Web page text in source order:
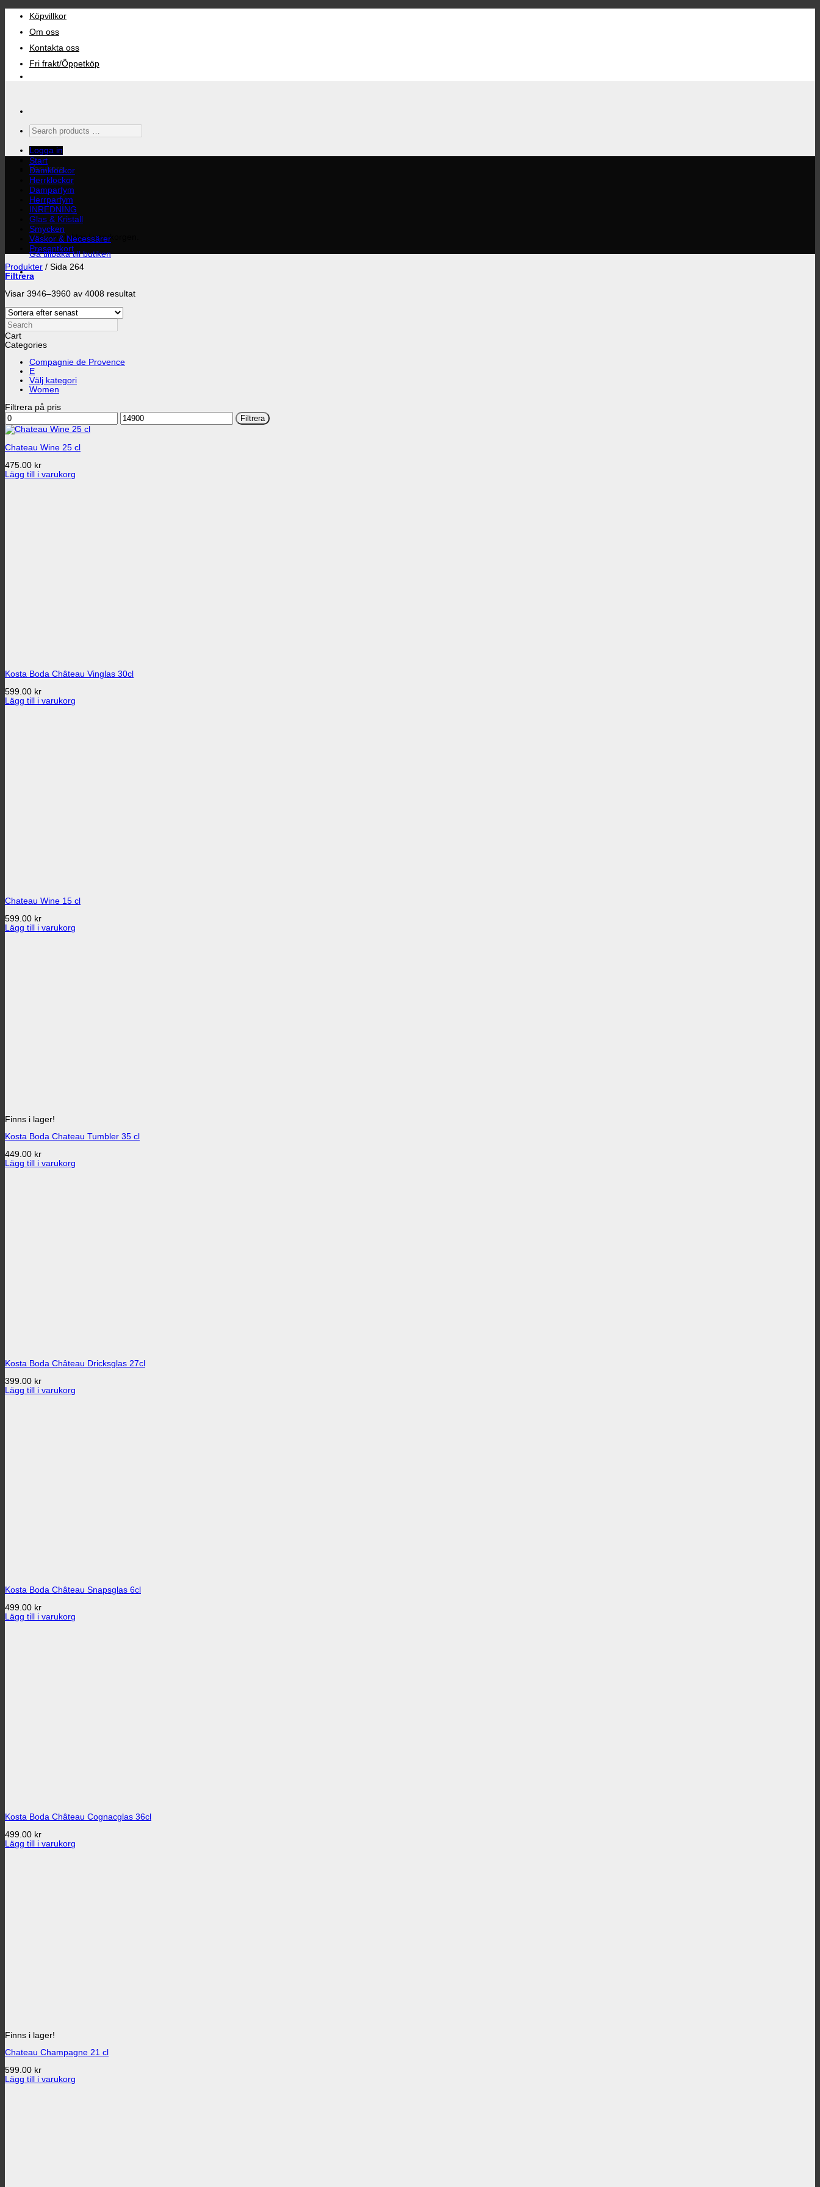
content
Köpvillkor
Om oss
Kontakta oss
Fri frakt/Öppetköp
Search
products
…Logga in
Varukorg
Inga produkter i varukorgen.
Gå tillbaka till butiken
Start
Damklockor
Herrklockor
Damparfym
Herrparfym
INREDNING
Glas & Kristall
Smycken
Väskor & Necessärer
Presentkort
Produkter / Sida 264
Filtrera
Visar 3946–3960 av 4008 resultatSortera
Search
Cart
Categories
Compagnie de Provence
E
Välj kategori
Women
Filtrera på pris
Min
pris
Max
pris
Filtrera
Chateau Wine 25 cl
475.00 kr
Lägg till i varukorg
Kosta Boda Château Vinglas 30cl
599.00 kr
Lägg till i varukorg
Chateau Wine 15 cl
599.00 kr
Lägg till i varukorg
Finns i lager!
Kosta Boda Chateau Tumbler 35 cl
449.00 kr
Lägg till i varukorg
Kosta Boda Château Dricksglas 27cl
399.00 kr
Lägg till i varukorg
Kosta Boda Château Snapsglas 6cl
499.00 kr
Lägg till i varukorg
Kosta Boda Château Cognacglas 36cl
499.00 kr
Lägg till i varukorg
Finns i lager!
Chateau Champagne 21 cl
599.00 kr
Lägg till i varukorg